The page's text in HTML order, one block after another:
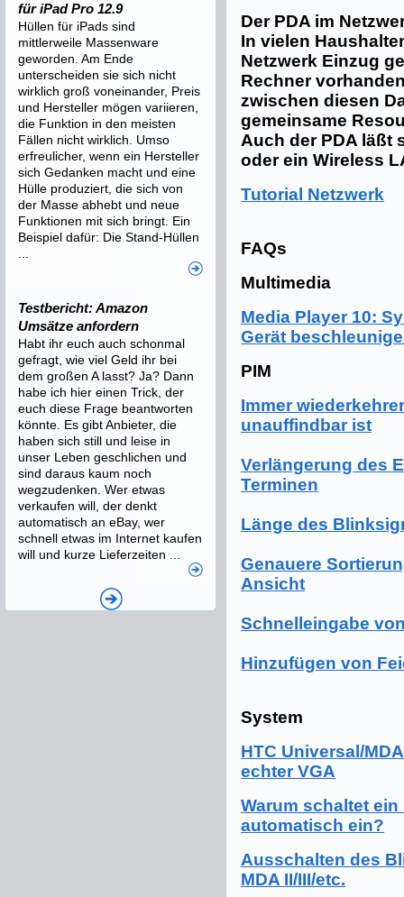
Der PDA im
In vielen
Netzwerk Einzug
Rechner
zwischen diesen
gemeinsame
Auch der PDA läßt
oder ein Wireless
Tutorial Netzwerk
FAQs
Multimedia
Media Player 10:
Gerät
PIM
Immer
unauffindbar ist
Verlängerung des
Terminen
Länge des
Genauere
Ansicht
Schnelleingabe
Hinzufügen von
System
HTC Universal/
echter VGA
Warum schaltet
automatisch ein?
Ausschalten des
MDA II/III/etc.
für iPad Pro 12.9
Hüllen für iPads sind
mittlerweile Massenware
geworden. Am Ende
unterscheiden sie sich nicht
wirklich groß voneinander, Preis
und Hersteller mögen variieren,
die Funktion in den meisten
Fällen nicht wirklich. Umso
erfreulicher, wenn ein Hersteller
sich Gedanken macht und eine
Hülle produziert, die sich von
der Masse abhebt und neue
Funktionen mit sich bringt. Ein
Beispiel dafür: Die Stand-Hüllen
Testbericht: Amazon
Umsätze anfordern
Habt ihr euch auch schonmal
gefragt, wie viel Geld ihr bei
dem großen A lasst? Ja? Dann
habe ich hier einen Trick, der
euch diese Frage beantworten
könnte. Es gibt Anbieter, die
haben sich still und leise in
unser Leben geschlichen und
sind daraus kaum noch
wegzudenken. Wer etwas
verkaufen will, der denkt
automatisch an eBay, wer
schnell etwas im Internet kaufen
will und kurze Lieferzeiten ...